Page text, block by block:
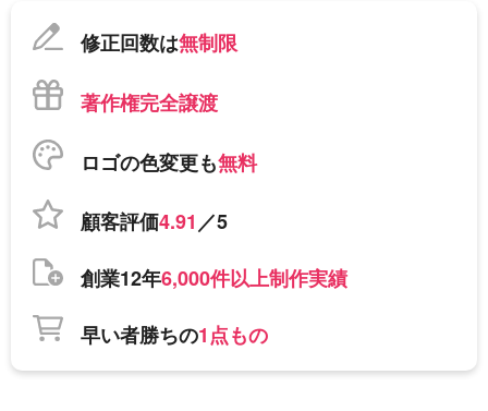
修正回数は無制限
著作権完全譲渡
ロゴの色変更も無料
顧客評価4.91／5
創業12年6,000件以上制作実績
早い者勝ちの1点もの